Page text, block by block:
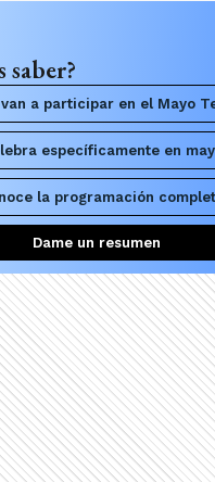
saber?
van a participar en el Mayo
específicamente en
la programación
Dame un resumen